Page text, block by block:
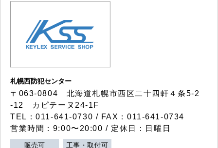
札幌西防犯センター
〒063-0804 北海道札幌市西区二十四軒４条5-2
-12 カピテーヌ24-1F
TEL：011-641-0730 / FAX：011-641-0734
営業時間：9:00〜20:00 / 定休日：日曜日
販売可 工事・取付可